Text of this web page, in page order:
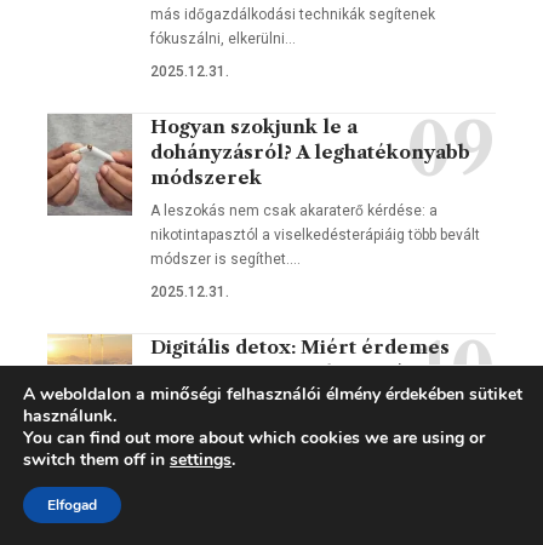
más időgazdálkodási technikák segítenek
fókuszálni, elkerülni…
2025.12.31.
Hogyan szokjunk le a
dohányzásról? A leghatékonyabb
módszerek
A leszokás nem csak akaraterő kérdése: a
nikotintapasztól a viselkedésterápiáig több bevált
módszer is segíthet.…
2025.12.31.
Digitális detox: Miért érdemes
szünetet tartani a közösségi
médiában?
Állandó értesítések, görgetés éjfélig, szétszórt
figyelem – ismerős? A digitális detox nem
A weboldalon a minőségi felhasználói élmény érdekében sütiket
használunk.
You can find out more about which cookies we are using or
switch them off in settings.
Elfogad